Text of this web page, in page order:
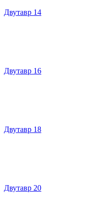
Двутавр 14
Двутавр 16
Двутавр 18
Двутавр 20